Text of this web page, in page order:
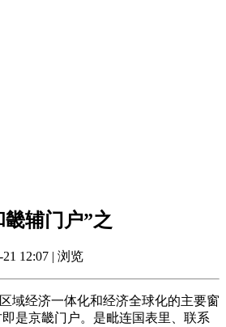
辅门户”之
12:07 | 浏览
经济一体化和经济全球化的主要窗
是京畿门户。是毗连国表里、联系